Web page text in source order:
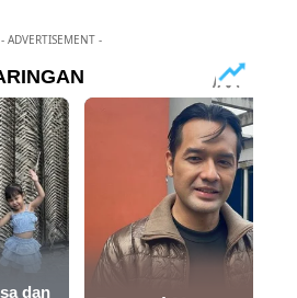
- ADVERTISEMENT -